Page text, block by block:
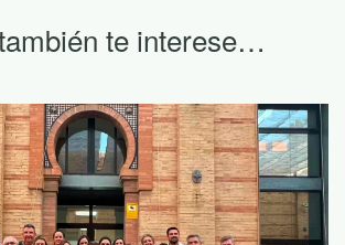
te interese…